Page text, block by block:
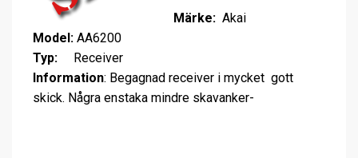
Märke: Akai
Model: AA6200
Typ:
Receiver
Information: Begagnad receiver i mycket gott
skick. Några enstaka mindre skavanker-